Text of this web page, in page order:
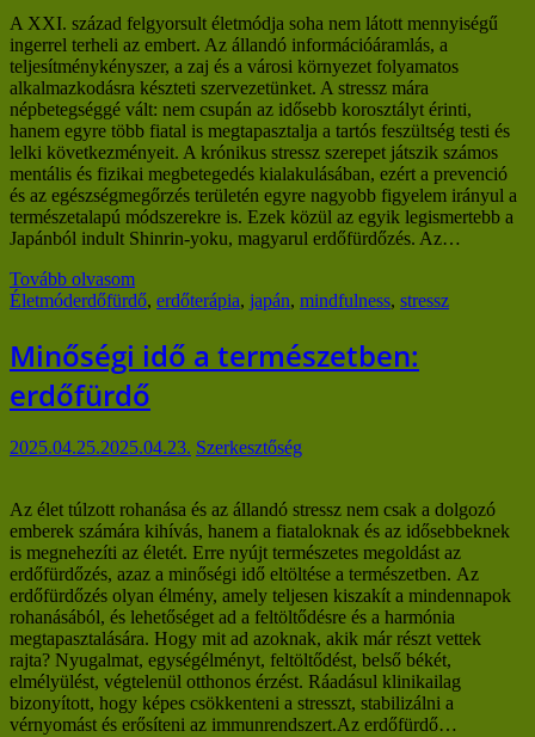
A XXI. század felgyorsult életmódja soha nem látott mennyiségű
ingerrel terheli az embert. Az állandó információáramlás, a
teljesítménykényszer, a zaj és a városi környezet folyamatos
alkalmazkodásra készteti szervezetünket. A stressz mára
népbetegséggé vált: nem csupán az idősebb korosztályt érinti,
hanem egyre több fiatal is megtapasztalja a tartós feszültség testi és
lelki következményeit. A krónikus stressz szerepet játszik számos
mentális és fizikai megbetegedés kialakulásában, ezért a prevenció
és az egészségmegőrzés területén egyre nagyobb figyelem irányul a
természetalapú módszerekre is. Ezek közül az egyik legismertebb a
Japánból indult Shinrin-yoku, magyarul erdőfürdőzés. Az…
Tovább olvasom
Életmóderdőfürdő, erdőterápia, japán, mindfulness, stressz
Minőségi idő a természetben:
erdőfürdő
2025.04.25.2025.04.23. Szerkesztőség
Az élet túlzott rohanása és az állandó stressz nem csak a dolgozó
emberek számára kihívás, hanem a fiataloknak és az idősebbeknek
is megnehezíti az életét. Erre nyújt természetes megoldást az
erdőfürdőzés, azaz a minőségi idő eltöltése a természetben. Az
erdőfürdőzés olyan élmény, amely teljesen kiszakít a mindennapok
rohanásából, és lehetőséget ad a feltöltődésre és a harmónia
megtapasztalására. Hogy mit ad azoknak, akik már részt vettek
rajta? Nyugalmat, egységélményt, feltöltődést, belső békét,
elmélyülést, végtelenül otthonos érzést. Ráadásul klinikailag
bizonyított, hogy képes csökkenteni a stresszt, stabilizálni a
vérnyomást és erősíteni az immunrendszert.Az erdőfürdő…